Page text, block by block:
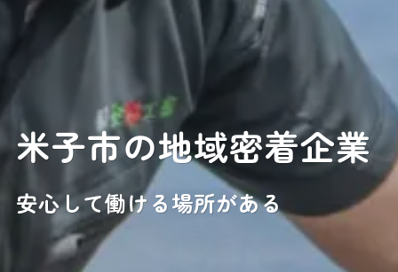
米子市の地域密着企業
安心して働ける場所がある